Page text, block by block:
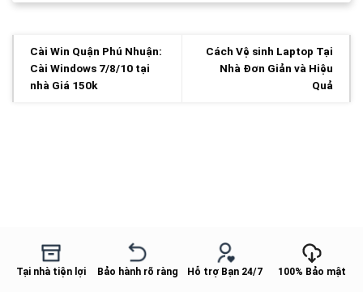
Cài Win Quận Phú Nhuận:
Cài Windows 7/8/10 tại
nhà Giá 150k
Cách Vệ sinh Laptop Tại
Nhà Đơn Giản và Hiệu
Quả
Tại nhà tiện lợi Bảo hành rõ ràng Hỗ trợ Bạn 24/7 100% Bảo mật